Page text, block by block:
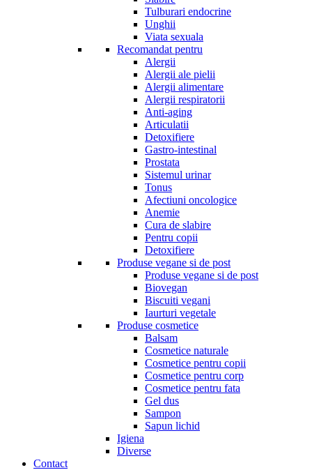
Tulburari endocrine
Unghii
Viata sexuala
Recomandat pentru
Alergii
Alergii ale pielii
Alergii alimentare
Alergii respiratorii
Anti-aging
Articulatii
Detoxifiere
Gastro-intestinal
Prostata
Sistemul urinar
Tonus
Afectiuni oncologice
Anemie
Cura de slabire
Pentru copii
Detoxifiere
Produse vegane si de post
Produse vegane si de post
Biovegan
Biscuiti vegani
Iaurturi vegetale
Produse cosmetice
Balsam
Cosmetice naturale
Cosmetice pentru copii
Cosmetice pentru corp
Cosmetice pentru fata
Gel dus
Sampon
Sapun lichid
Igiena
Diverse
Contact